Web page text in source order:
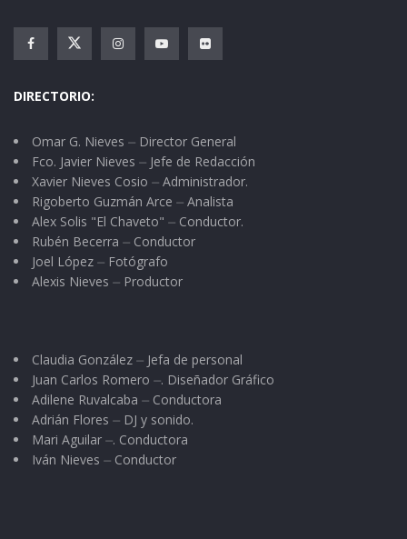
DIRECTORIO:
Omar G. Nieves ⏤ Director General
Fco. Javier Nieves ⏤ Jefe de Redacción
Xavier Nieves Cosio ⏤ Administrador.
Rigoberto Guzmán Arce ⏤ Analista
Alex Solis "El Chaveto" ⏤ Conductor.
Rubén Becerra ⏤ Conductor
Joel López ⏤ Fotógrafo
Alexis Nieves ⏤ Productor
Claudia González ⏤ Jefa de personal
Juan Carlos Romero ⏤. Diseñador Gráfico
Adilene Ruvalcaba ⏤ Conductora
Adrián Flores ⏤ DJ y sonido.
Mari Aguilar ⏤. Conductora
Iván Nieves ⏤ Conductor